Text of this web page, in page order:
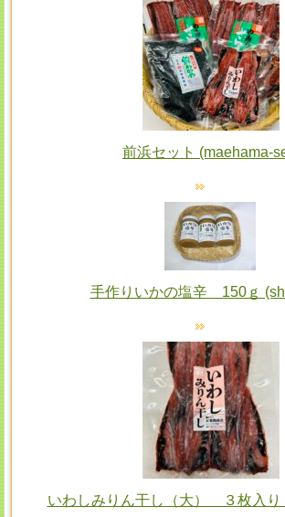
前浜セット (maehama-
手作りいかの塩辛 150ｇ
いわしみりん干し（大） ３枚入り